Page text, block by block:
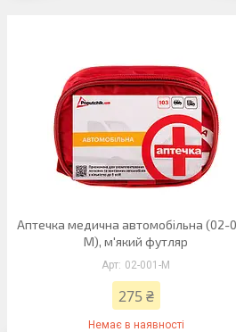
Аптечка медична автомобiльна (02-
М), м'який футляр
02-001-M
275 ₴
Немає в наявності